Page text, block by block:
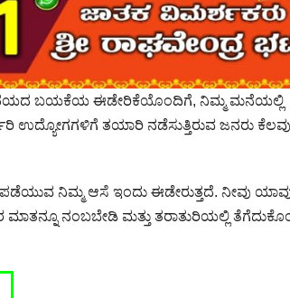
ಬಯಕೆಯ ಈಡೇರಿಕೆಯೊಂದಿಗೆ, ನಿಮ್ಮ ಮನೆಯಲ್ಲಿ
ಉದ್ಯೋಗಗಳಿಗೆ ತಯಾರಿ ನಡೆಸುತ್ತಿರುವ ಜನರು ಕೆಲವು
ನಿಮ್ಮ ಆಸೆ ಇಂದು ಈಡೇರುತ್ತದೆ. ನೀವು
ನಂಬಬೇಡಿ ಮತ್ತು ತರಾತುರಿಯಲ್ಲಿ